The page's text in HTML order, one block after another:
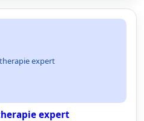
expert
expert